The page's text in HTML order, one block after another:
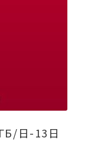
日-13日